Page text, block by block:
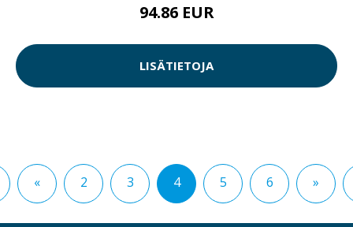
94.86 EUR
LISÄTIETOJA
« 2 3 4 5 6 »